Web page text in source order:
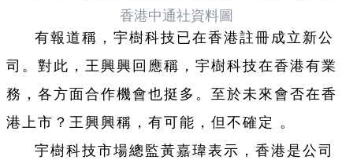
香港中通社資料圖
有報道稱，宇樹科技已在香港註冊成立新公
司。對此，王興興回應稱，宇樹科技在香港有業
務，各方面合作機會也挺多。至於未來會否在香
港上市？王興興稱，有可能，但不確定 。
宇樹科技市場總監黃嘉瑋表示，香港是公司